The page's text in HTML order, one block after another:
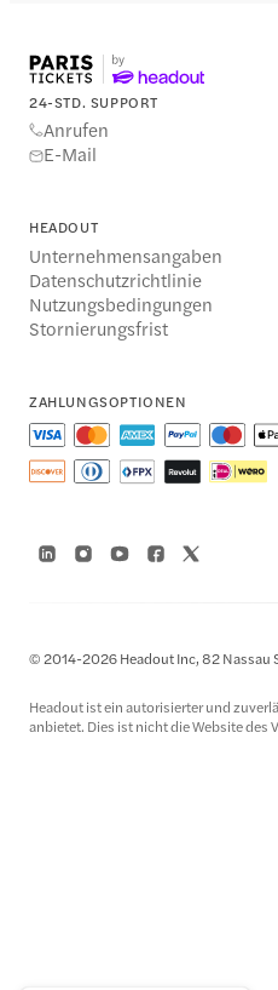
24-STD. SUPPORT
Anrufen
E-Mail
HEADOUT
Unternehmensangaben
Datenschutzrichtlinie
Nutzungsbedingungen
Stornierungsfrist
ZAHLUNGSOPTIONEN
© 2014-2026 Headout Inc, 82 Nassau
Headout ist ein autorisierter und
anbietet. Dies ist nicht die Website des